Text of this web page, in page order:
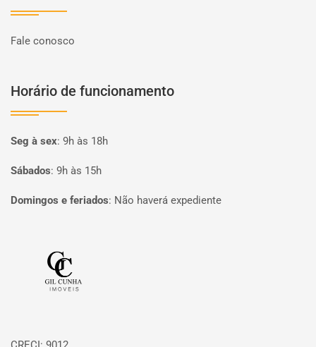
Fale conosco
Horário de funcionamento
Seg à sex: 9h às 18h
Sábados: 9h às 15h
Domingos e feriados: Não haverá expediente